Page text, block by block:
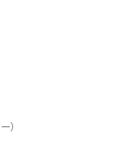
）